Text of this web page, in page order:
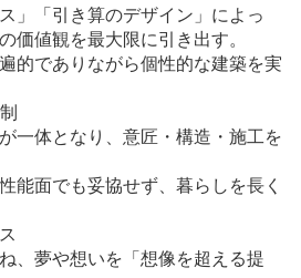
」「引き算のデザイン」によっ
価値観を最大限に引き出す。
的でありながら個性的な建築を実
一体となり、意匠・構造・施工を
能面でも妥協せず、暮らしを長く
、夢や想いを「想像を超える提